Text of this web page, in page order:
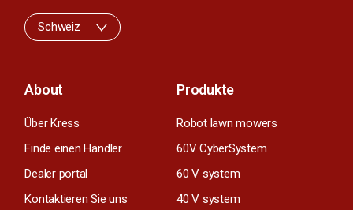
About
Über Kress
Finde einen Händler
Dealer portal
Kontaktieren Sie uns
Produkte
Robot lawn mowers
60V CyberSystem
60 V system
40 V system
Schweiz